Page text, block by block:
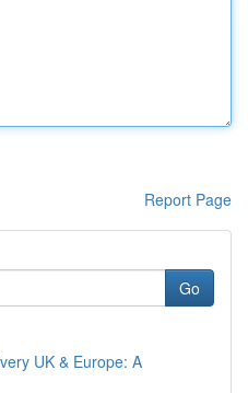
Report Page
Go
UK & Europe: A